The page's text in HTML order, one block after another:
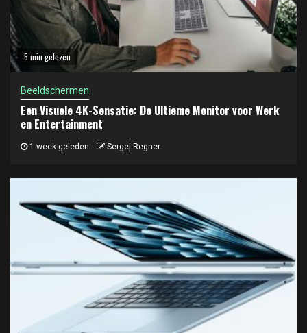
5 min gelezen
Beeldschermen
Een Visuele 4K-Sensatie: De Ultieme Monitor voor Werk
en Entertainment
1 week geleden Sergej Regner